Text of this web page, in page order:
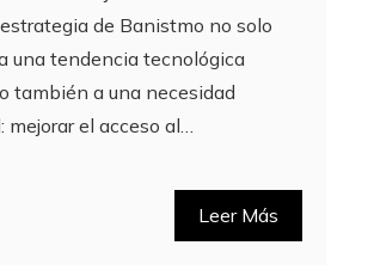
de Banistmo no solo
una tendencia tecnológica
también a una necesidad
mejorar el acceso al…
Leer Más